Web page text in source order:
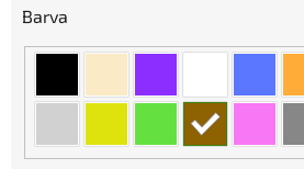
Barva